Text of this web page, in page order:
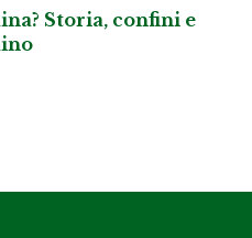
Storia, confini e